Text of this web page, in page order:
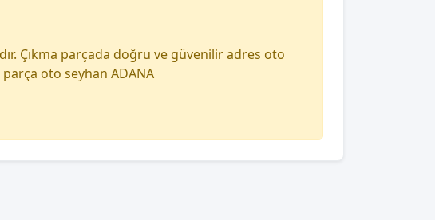
Çıkma parçada doğru ve güvenilir adres oto
oto seyhan ADANA